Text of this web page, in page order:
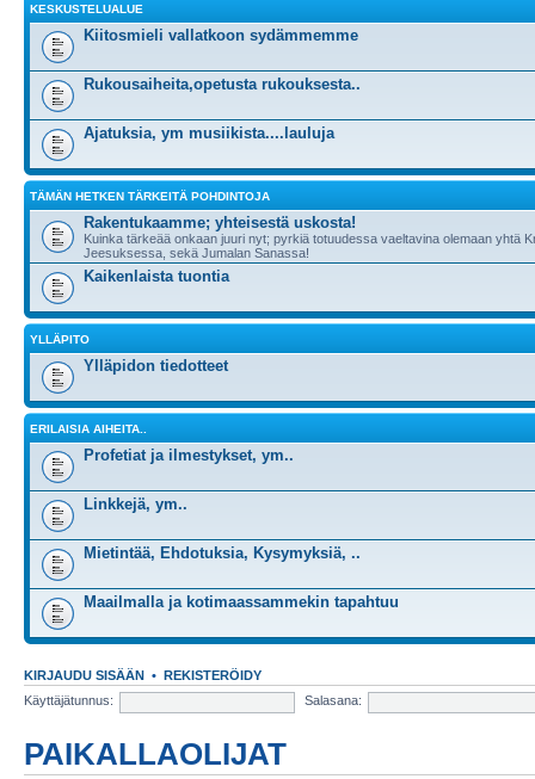
KESKUSTELUALUE
Kiitosmieli vallatkoon sydämmemme
Rukousaiheita,opetusta rukouksesta..
Ajatuksia, ym musiikista....lauluja
TÄMÄN HETKEN TÄRKEITÄ POHDINTOJA
Rakentukaamme; yhteisestä uskosta!
Kuinka tärkeää onkaan juuri nyt; pyrkiä totuudessa vaeltavina olemaan yhtä
Jeesuksessa, sekä Jumalan Sanassa!
Kaikenlaista tuontia
YLLÄPITO
Ylläpidon tiedotteet
ERILAISIA AIHEITA..
Profetiat ja ilmestykset, ym..
Linkkejä, ym..
Mietintää, Ehdotuksia, Kysymyksiä, ..
Maailmalla ja kotimaassammekin tapahtuu
KIRJAUDU SISÄÄN • REKISTERÖIDY
Käyttäjätunnus:
Salasana:
PAIKALLAOLIJAT